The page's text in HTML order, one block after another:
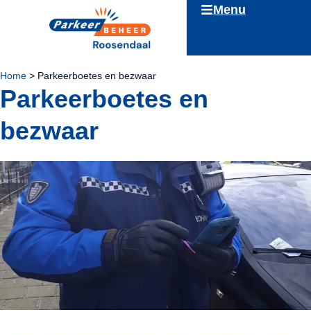
Overslaan en naar de inhoud gaan Menu
Home > Parkeerboetes en bezwaar
Parkeerboetes en
bezwaar